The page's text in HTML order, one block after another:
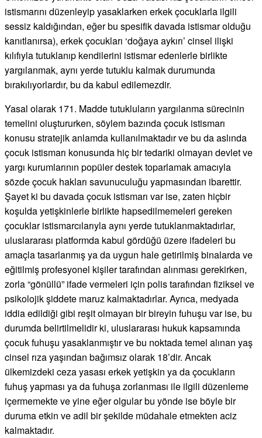
istismarını düzenleyip yasaklarken erkek çocuklarla ilgili
sessiz kaldığından, eğer bu spesifik davada istismar olduğu
kanıtlanırsa), erkek çocukları ‘doğaya aykırı’ cinsel ilişki
kılıfıyla tutuklanıp kendilerini istismar edenlerle birlikte
yargılanmak, aynı yerde tutuklu kalmak durumunda
bırakılıyorlardır, bu da kabul edilemezdir.
Yasal olarak 171. Madde tutukluların yargılanma sürecinin
temelini oluştururken, söylem bazında çocuk istismarı
konusu stratejik anlamda kullanılmaktadır ve bu da aslında
çocuk istismarı konusunda hiç bir tedariki olmayan devlet ve
yargı kurumlarının popüler destek toparlamak amacıyla
sözde çocuk hakları savunuculuğu yapmasından ibarettir.
Şayet ki bu davada çocuk istismarı var ise, zaten hiçbir
koşulda yetişkinlerle birlikte hapsedilmemeleri gereken
çocuklar istismarcılarıyla aynı yerde tutuklanmaktadırlar,
uluslararası platformda kabul gördüğü üzere ifadeleri bu
amaçla tasarlanmış ya da uygun hale getirilmiş binalarda ve
eğitilmiş profesyonel kişiler tarafından alınması gerekirken,
zorla “gönüllü” ifade vermeleri için polis tarafından fiziksel ve
psikolojik şiddete maruz kalmaktadırlar. Ayrıca, medyada
iddia edildiği gibi reşit olmayan bir bireyin fuhuşu var ise, bu
durumda belirtilmelidir ki, uluslararası hukuk kapsamında
çocuk fuhuşu yasaklanmıştır ve bu noktada temel alınan yaş
cinsel rıza yaşından bağımsız olarak 18’dir. Ancak
ülkemizdeki ceza yasası erkek yetişkin ya da çocukların
fuhuş yapması ya da fuhuşa zorlanması ile ilgili düzenleme
içermemekte ve yine eğer olgular bu yönde ise böyle bir
duruma etkin ve adil bir şekilde müdahale etmekten aciz
kalmaktadır.